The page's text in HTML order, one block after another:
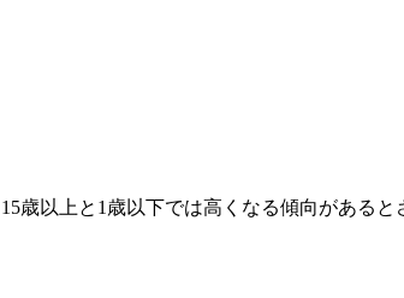
歳以上と1歳以下では高くなる傾向がある